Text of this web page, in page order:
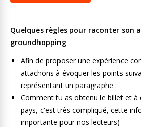
Quelques règles pour raconter son
groundhopping
Afin de proposer une expérience
attachons à évoquer les points
représentant un paragraphe :
Comment tu as obtenu le billet et à
pays, c'est très compliqué, cette
importante pour nos lecteurs)